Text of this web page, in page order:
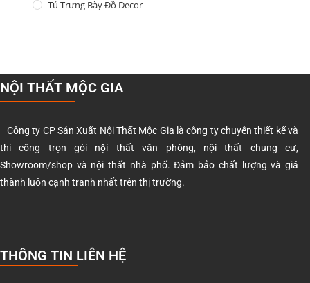
Tủ Trưng Bày Đồ Decor
NỘI THẤT MỘC GIA
Công ty CP Sản Xuất Nội Thất Mộc Gia là công ty chuyên thiết kế và
thi công trọn gói nội thất văn phòng, nội thất chung cư,
Showroom/shop và nội thất nhà phố. Đảm bảo chất lượng và giá
thành luôn cạnh tranh nhất trên thị trường.
THÔNG TIN LIÊN HỆ